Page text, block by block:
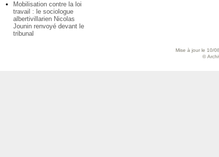
Mobilisation contre la loi
travail : le sociologue
albertivillarien Nicolas
Jounin renvoyé devant le
tribunal
Mise à jour le 10/
©